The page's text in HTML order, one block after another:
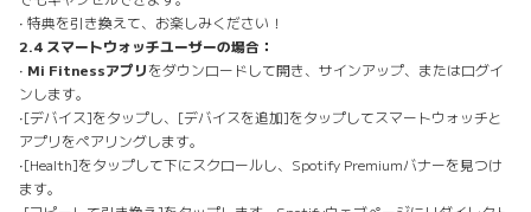
• 特典を引き換えて、お楽しみください！
2.4 スマートウォッチユーザーの場合：
• Mi Fitnessアプリ をダウンロードして開き、サインアップ、またはログイ
ンします。
•［デバイス］をタップし、［デバイスを追加］をタップしてスマートウォッチと
アプリをペアリングします。
•［Health］をタップして下にスクロールし、Spotify Premiumバナーを見つけ
ます。